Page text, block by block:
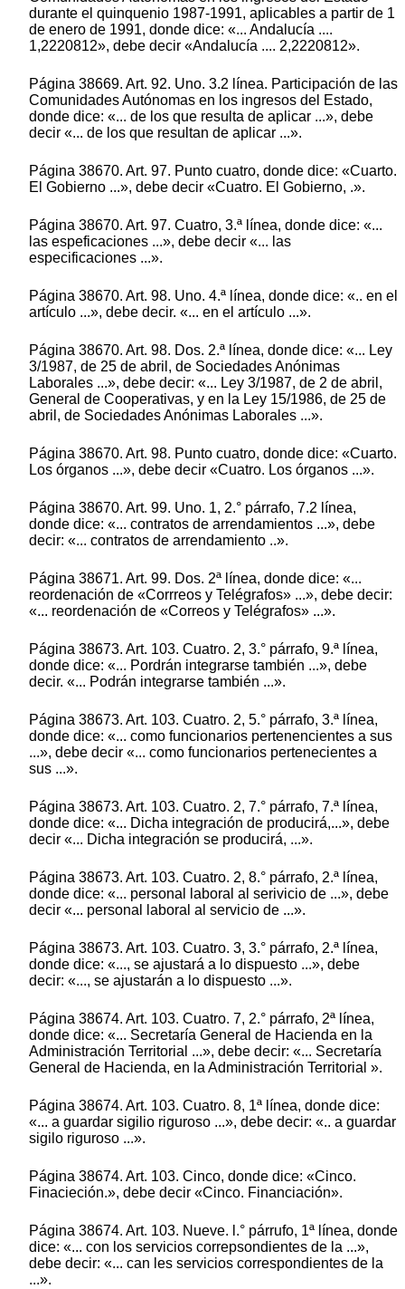
durante el quinquenio 1987-1991, aplicables a partir de 1
de enero de 1991, donde dice: «... Andalucía ....
1,2220812», debe decir «Andalucía .... 2,2220812».
Página 38669. Art. 92. Uno. 3.2 línea. Participación de las
Comunidades Autónomas en los ingresos del Estado,
donde dice: «... de los que resulta de aplicar ...», debe
decir «... de los que resultan de aplicar ...».
Página 38670. Art. 97. Punto cuatro, donde dice: «Cuarto.
El Gobierno ...», debe decir «Cuatro. El Gobierno, .».
Página 38670. Art. 97. Cuatro, 3.ª línea, donde dice: «...
las espeficaciones ...», debe decir «... las
especificaciones ...».
Página 38670. Art. 98. Uno. 4.ª línea, donde dice: «.. en el
artículo ...», debe decir. «... en el artículo ...».
Página 38670. Art. 98. Dos. 2.ª línea, donde dice: «... Ley
3/1987, de 25 de abril, de Sociedades Anónimas
Laborales ...», debe decir: «... Ley 3/1987, de 2 de abril,
General de Cooperativas, y en la Ley 15/1986, de 25 de
abril, de Sociedades Anónimas Laborales ...».
Página 38670. Art. 98. Punto cuatro, donde dice: «Cuarto.
Los órganos ...», debe decir «Cuatro. Los órganos ...».
Página 38670. Art. 99. Uno. 1, 2.° párrafo, 7.2 línea,
donde dice: «... contratos de arrendamientos ...», debe
decir: «... contratos de arrendamiento ..».
Página 38671. Art. 99. Dos. 2ª línea, donde dice: «...
reordenación de «Corrreos y Telégrafos» ...», debe decir:
«... reordenación de «Correos y Telégrafos» ...».
Página 38673. Art. 103. Cuatro. 2, 3.° párrafo, 9.ª línea,
donde dice: «... Pordrán integrarse también ...», debe
decir. «... Podrán integrarse también ...».
Página 38673. Art. 103. Cuatro. 2, 5.° párrafo, 3.ª línea,
donde dice: «... como funcionarios pertenencientes a sus
...», debe decir «... como funcionarios pertenecientes a
sus ...».
Página 38673. Art. 103. Cuatro. 2, 7.° párrafo, 7.ª línea,
donde dice: «... Dicha integración de producirá,...», debe
decir «... Dicha integración se producirá, ...».
Página 38673. Art. 103. Cuatro. 2, 8.° párrafo, 2.ª línea,
donde dice: «... personal laboral al serivicio de ...», debe
decir «... personal laboral al servicio de ...».
Página 38673. Art. 103. Cuatro. 3, 3.° párrafo, 2.ª línea,
donde dice: «..., se ajustará a lo dispuesto ...», debe
decir: «..., se ajustarán a lo dispuesto ...».
Página 38674. Art. 103. Cuatro. 7, 2.° párrafo, 2ª línea,
donde dice: «... Secretaría General de Hacienda en la
Administración Territorial ...», debe decir: «... Secretaría
General de Hacienda, en la Administración Territorial ».
Página 38674. Art. 103. Cuatro. 8, 1ª línea, donde dice:
«... a guardar sigilio riguroso ...», debe decir: «.. a guardar
sigilo riguroso ...».
Página 38674. Art. 103. Cinco, donde dice: «Cinco.
Finacieción.», debe decir «Cinco. Financiación».
Página 38674. Art. 103. Nueve. l.° párrufo, 1ª línea, donde
dice: «... con los servicios correpsondientes de la ...»,
debe decir: «... can les servicios correspondientes de la
...».